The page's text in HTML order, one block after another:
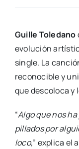
Guille Toledano
evolución
single. La
reconocible y
que descoloca y
“Algo que nos
pillados por
loco,” explica el